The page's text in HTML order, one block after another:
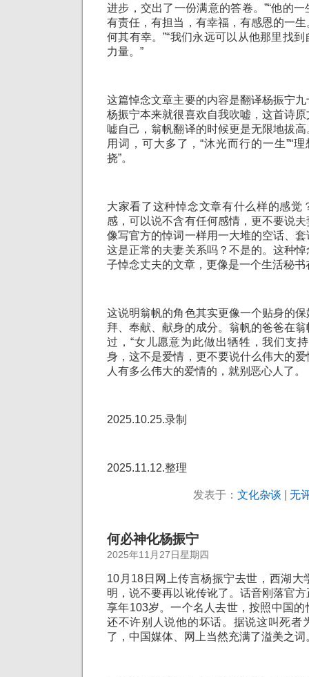
进步，交出了一份满意的答卷。”“他的
有责任，有担当，有幸福，有感恩的一
何其有幸。”“我们永远可以从他那里找
力量。”
这篇悼念文章主要的内容是翻译杨振宁
杨振宁本来就很喜欢自我吹嘘，这首诗
嘘自己，翁帆翻译的时候更是无限地拔
用词，可大多了，“沐光而行的一生”“
挠”。
大家看了这种悼念文章有什么样的感觉
感，可以说不含有任何感情，更不要说
像写官方的悼词一样用一大堆的空话、
这是正常的夫妻关系吗？不是的。这种
子悼念丈夫的文章，更像是一个生活秘
这说明翁帆的角色其实更像一个贴身的
拜、奉献、献身的成分。翁帆的爸爸在
过，“女儿愿意为此做出牺牲，我们支
身，这不是爱情，更不要说什么伟大的
人有多么伟大的爱情的，就别恶心人了。
2025.10.25.录制
2025.11.12.整理
发表于： 文化杂谈 无
何必神化杨振宁
2025年11月27日星期四
10月18日网上传言杨振宁去世，西湖大
明，说不要再以讹传讹了。话音刚落官
享年103岁。一个名人去世，按照中国
还不许别人说他的坏话。据说这叫死者
了，中国媒体、网上当然充满了溢美之词